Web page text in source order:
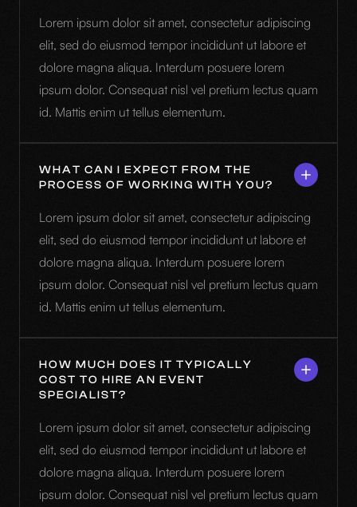
Lorem ipsum dolor sit amet, consectetur adipiscing
elit, sed do eiusmod tempor incididunt ut labore et
dolore magna aliqua. Interdum posuere lorem
ipsum dolor. Consequat nisl vel pretium lectus quam
id. Mattis enim ut tellus elementum.
WHAT CAN I EXPECT FROM THE
PROCESS OF WORKING WITH YOU?
Lorem ipsum dolor sit amet, consectetur adipiscing
elit, sed do eiusmod tempor incididunt ut labore et
dolore magna aliqua. Interdum posuere lorem
ipsum dolor. Consequat nisl vel pretium lectus quam
id. Mattis enim ut tellus elementum.
HOW MUCH DOES IT TYPICALLY
COST TO HIRE AN EVENT
SPECIALIST?
Lorem ipsum dolor sit amet, consectetur adipiscing
elit, sed do eiusmod tempor incididunt ut labore et
dolore magna aliqua. Interdum posuere lorem
ipsum dolor. Consequat nisl vel pretium lectus quam